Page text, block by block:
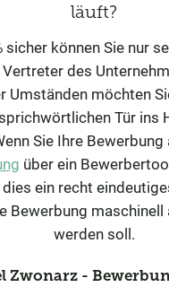
läuft?
sicher können Sie nur
des
Umständen möchten
Tür ins
Sie Ihre Bewerbung
über ein
ein recht
Bewerbung maschinell
werden soll.
Zwonarz -